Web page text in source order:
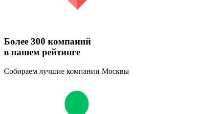
Более 300 компаний
в нашем рейтинге
Собираем лучшие компании Москвы